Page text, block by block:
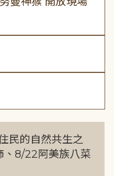
民的自然共生之
、8/22阿美族八菜